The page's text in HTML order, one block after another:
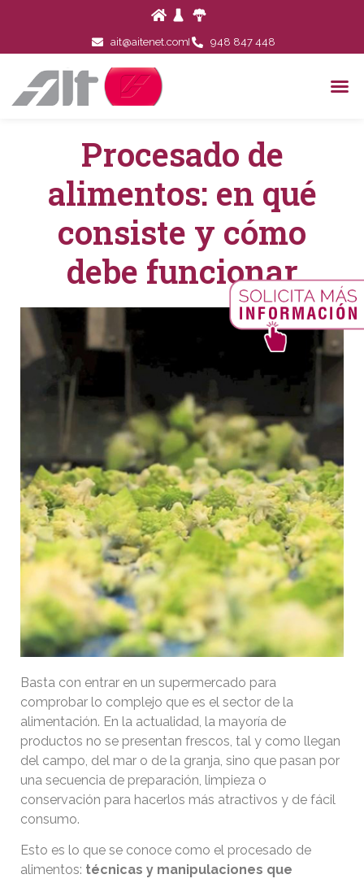
ait@aitenet.com 948 847 448
Procesado de
alimentos: en qué
consiste y cómo
debe funcionar
Basta con entrar en un supermercado para
comprobar lo complejo que es el sector de la
alimentación. En la actualidad, la mayoría de
productos no se presentan frescos, tal y como llegan
del campo, del mar o de la granja, sino que pasan por
una secuencia de preparación, limpieza o
conservación para hacerlos más atractivos y de fácil
consumo.
Esto es lo que se conoce como el procesado de
alimentos: técnicas y manipulaciones que